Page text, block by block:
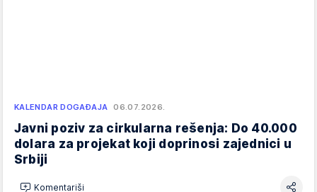
KALENDAR DOGAĐAJA 06.07.2026.
Javni poziv za cirkularna rešenja: Do 40.000
dolara za projekat koji doprinosi zajednici u
Srbiji
Komentariši